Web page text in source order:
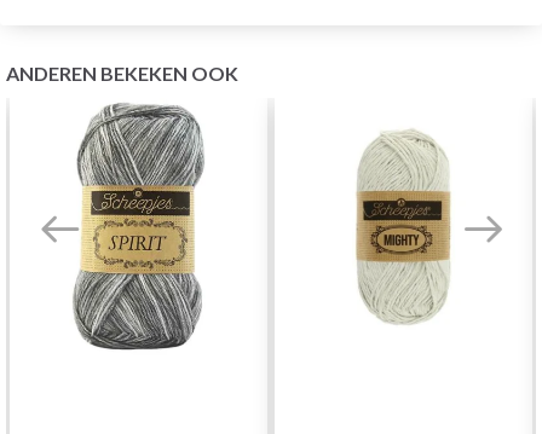
ANDEREN BEKEKEN OOK